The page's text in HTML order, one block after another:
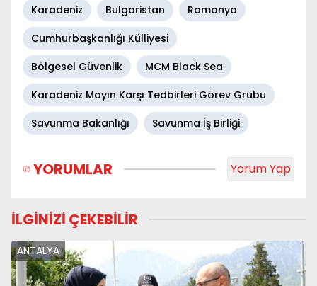
Karadeniz
Bulgaristan
Romanya
Cumhurbaşkanlığı Külliyesi
Bölgesel Güvenlik
MCM Black Sea
Karadeniz Mayın Karşı Tedbirleri Görev Grubu
Savunma Bakanlığı
Savunma İş Birliği
YORUMLAR Yorum Yap
İLGİNİZİ ÇEKEBİLİR
ANTALYA